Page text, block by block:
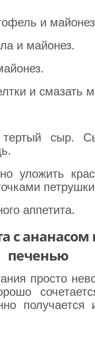
и
и майонез.
и смазать
сыр.
уложить
аппетита.
с
печенью
просто